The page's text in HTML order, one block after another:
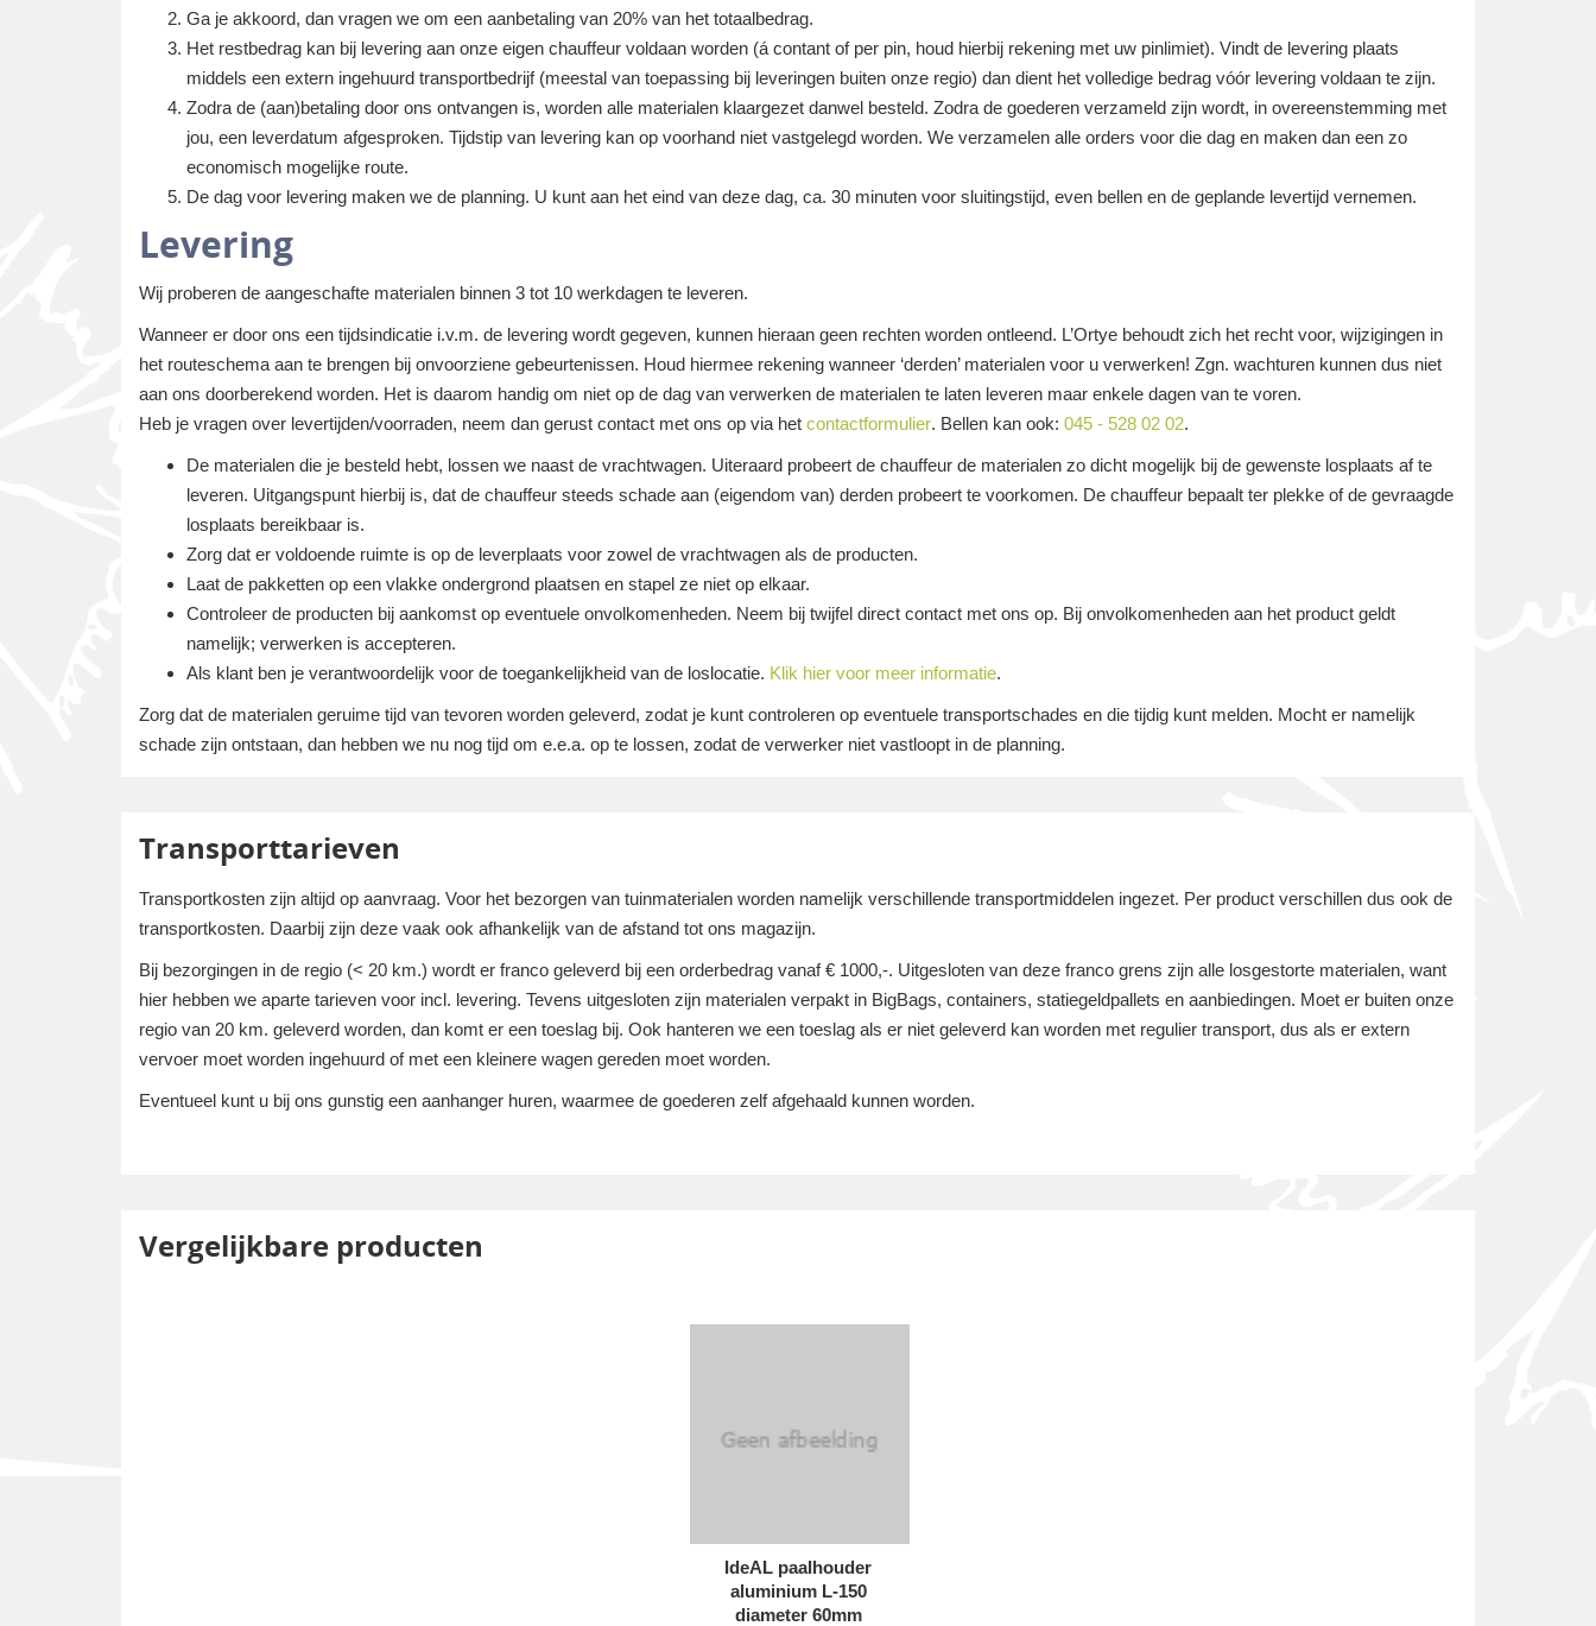
Ga je akkoord, dan vragen we om een aanbetaling van 20% van het totaalbedrag.
Het restbedrag kan bij levering aan onze eigen chauffeur voldaan worden (á contant of per pin, houd hierbij rekening met uw pinlimiet). Vindt de levering plaats
middels een extern ingehuurd transportbedrijf (meestal van toepassing bij leveringen buiten onze regio) dan dient het volledige bedrag vóór levering voldaan te zijn.
Zodra de (aan)betaling door ons ontvangen is, worden alle materialen klaargezet danwel besteld. Zodra de goederen verzameld zijn wordt, in overeenstemming met
jou, een leverdatum afgesproken. Tijdstip van levering kan op voorhand niet vastgelegd worden. We verzamelen alle orders voor die dag en maken dan een zo
economisch mogelijke route.
De dag voor levering maken we de planning. U kunt aan het eind van deze dag, ca. 30 minuten voor sluitingstijd, even bellen en de geplande levertijd vernemen.
Levering
Wij proberen de aangeschafte materialen binnen 3 tot 10 werkdagen te leveren.
Wanneer er door ons een tijdsindicatie i.v.m. de levering wordt gegeven, kunnen hieraan geen rechten worden ontleend. L’Ortye behoudt zich het recht voor, wijzigingen in
het routeschema aan te brengen bij onvoorziene gebeurtenissen. Houd hiermee rekening wanneer ‘derden’ materialen voor u verwerken! Zgn. wachturen kunnen dus niet
aan ons doorberekend worden. Het is daarom handig om niet op de dag van verwerken de materialen te laten leveren maar enkele dagen van te voren.
Heb je vragen over levertijden/voorraden, neem dan gerust contact met ons op via het contactformulier. Bellen kan ook: 045 - 528 02 02.
De materialen die je besteld hebt, lossen we naast de vrachtwagen. Uiteraard probeert de chauffeur de materialen zo dicht mogelijk bij de gewenste losplaats af te
leveren. Uitgangspunt hierbij is, dat de chauffeur steeds schade aan (eigendom van) derden probeert te voorkomen. De chauffeur bepaalt ter plekke of de gevraagde
losplaats bereikbaar is.
Zorg dat er voldoende ruimte is op de leverplaats voor zowel de vrachtwagen als de producten.
Laat de pakketten op een vlakke ondergrond plaatsen en stapel ze niet op elkaar.
Controleer de producten bij aankomst op eventuele onvolkomenheden. Neem bij twijfel direct contact met ons op. Bij onvolkomenheden aan het product geldt
namelijk; verwerken is accepteren.
Als klant ben je verantwoordelijk voor de toegankelijkheid van de loslocatie. Klik hier voor meer informatie.
Zorg dat de materialen geruime tijd van tevoren worden geleverd, zodat je kunt controleren op eventuele transportschades en die tijdig kunt melden. Mocht er namelijk
schade zijn ontstaan, dan hebben we nu nog tijd om e.e.a. op te lossen, zodat de verwerker niet vastloopt in de planning.
Transporttarieven
Transportkosten zijn altijd op aanvraag. Voor het bezorgen van tuinmaterialen worden namelijk verschillende transportmiddelen ingezet. Per product verschillen dus ook de
transportkosten. Daarbij zijn deze vaak ook afhankelijk van de afstand tot ons magazijn.
Bij bezorgingen in de regio (< 20 km.) wordt er franco geleverd bij een orderbedrag vanaf € 1000,-. Uitgesloten van deze franco grens zijn alle losgestorte materialen, want
hier hebben we aparte tarieven voor incl. levering. Tevens uitgesloten zijn materialen verpakt in BigBags, containers, statiegeldpallets en aanbiedingen. Moet er buiten onze
regio van 20 km. geleverd worden, dan komt er een toeslag bij. Ook hanteren we een toeslag als er niet geleverd kan worden met regulier transport, dus als er extern
vervoer moet worden ingehuurd of met een kleinere wagen gereden moet worden.
Eventueel kunt u bij ons gunstig een aanhanger huren, waarmee de goederen zelf afgehaald kunnen worden.
Vergelijkbare producten
IdeAL paalhouder
aluminium L-150
diameter 60mm